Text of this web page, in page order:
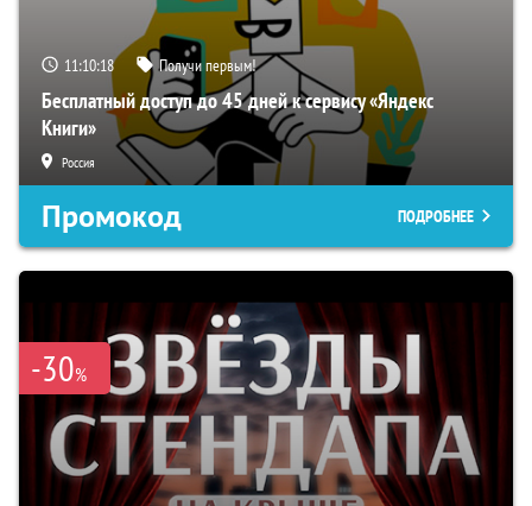
11:10:17 Получи первым!
Бесплатный доступ до 45 дней к сервису «Яндекс
Книги»
Россия
Промокод ПОДРОБНЕЕ
-30%